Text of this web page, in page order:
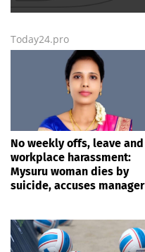
Today24.pro
No weekly offs, leave and
workplace harassment:
Mysuru woman dies by
suicide, accuses manager